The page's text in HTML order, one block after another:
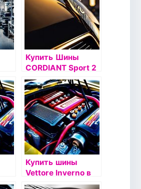
Купить Шины
CORDIANT Sport 2
Купить шины
Vettore Inverno в
Златоусте